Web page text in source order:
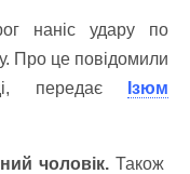
наніс удару по
Про це повідомили
передає
Ізюм
чоловік. Також